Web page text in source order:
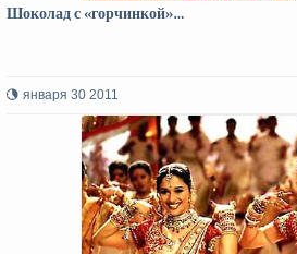
Шоколад с «горчинкой»…
января 30 2011